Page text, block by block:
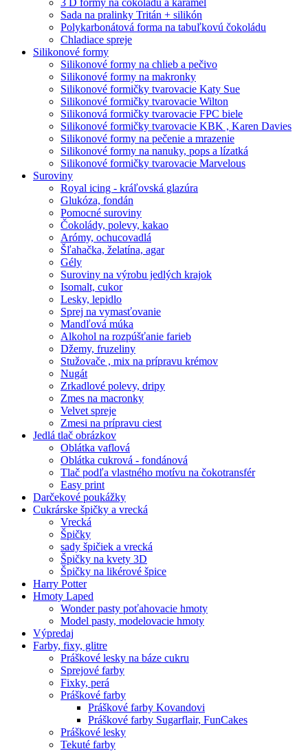
3 D formy na čokoládu a karamel
Sada na pralinky Tritán + silikón
Polykarbonátová forma na tabuľkovú čokoládu
Chladiace spreje
Silikonové formy
Silikonové formy na chlieb a pečivo
Silikonové formy na makronky
Silikonové formičky tvarovacie Katy Sue
Silikonové formičky tvarovacie Wilton
Silikonová formičky tvarovacie FPC biele
Silikonové formičky tvarovacie KBK , Karen Davies
Silikonové formy na pečenie a mrazenie
Silikonové formy na nanuky, pops a lízatká
Silikonové formičky tvarovacie Marvelous
Suroviny
Royal icing - kráľovská glazúra
Glukóza, fondán
Pomocné suroviny
Čokolády, polevy, kakao
Arómy, ochucovadlá
Šľahačka, želatína, agar
Gély
Suroviny na výrobu jedlých krajok
Isomalt, cukor
Lesky, lepidlo
Sprej na vymasťovanie
Mandľová múka
Alkohol na rozpúšťanie farieb
Džemy, fruzeliny
Stužovače , mix na prípravu krémov
Nugát
Zrkadlové polevy, dripy
Zmes na macronky
Velvet spreje
Zmesi na prípravu ciest
Jedlá tlač obrázkov
Oblátka vaflová
Oblátka cukrová - fondánová
Tlač podľa vlastného motívu na čokotransfér
Easy print
Darčekové poukážky
Cukrárske špičky a vrecká
Vrecká
Špičky
sady špičiek a vrecká
Špičky na kvety 3D
Špičky na likérové špice
Harry Potter
Hmoty Laped
Wonder pasty poťahovacie hmoty
Model pasty, modelovacie hmoty
Výpredaj
Farby, fixy, glitre
Práškové lesky na báze cukru
Sprejové farby
Fixky, perá
Práškové farby
Práškové farby Kovandovi
Práškové farby Sugarflair, FunCakes
Práškové lesky
Tekuté farby